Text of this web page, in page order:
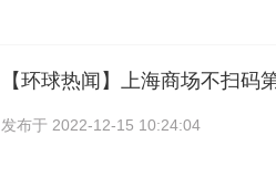
【环球热闻】上海商场不扫码
发布于 2022-12-15 10:24:04